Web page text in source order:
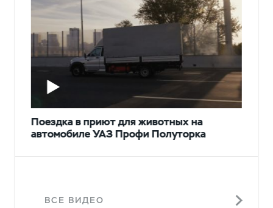
Поездка в приют для животных на
автомобиле УАЗ Профи Полуторка
ВСЕ ВИДЕО